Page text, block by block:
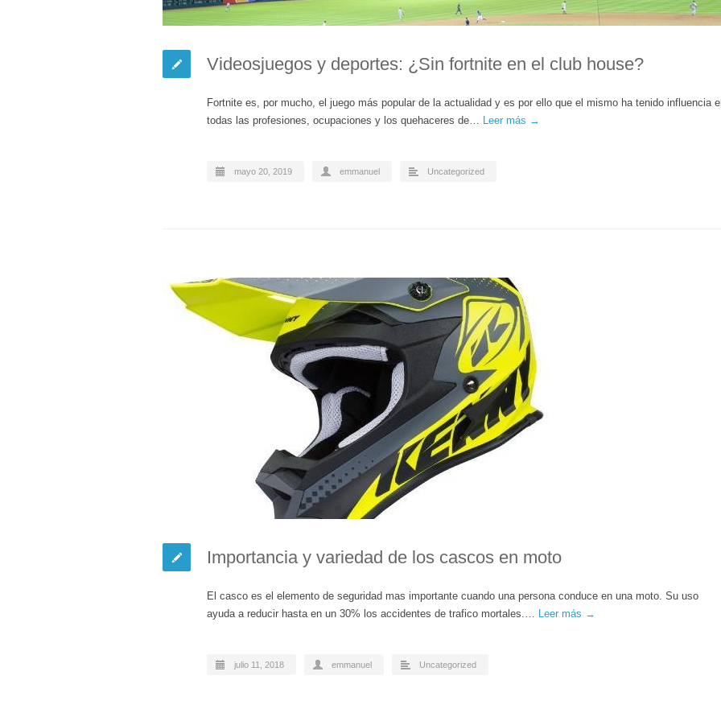
Videosjuegos y deportes: ¿Sin fortnite en el club house?
Fortnite es, por mucho, el juego más popular de la actualidad y es por ello que el mismo ha tenido influencia
todas las profesiones, ocupaciones y los quehaceres de… Leer más →
mayo 20, 2019 emmanuel Uncategorized
Importancia y variedad de los cascos en moto
El casco es el elemento de seguridad mas importante cuando una persona conduce en una moto. Su uso
ayuda a reducir hasta en un 30% los accidentes de trafico mortales.… Leer más →
julio 11, 2018 emmanuel Uncategorized